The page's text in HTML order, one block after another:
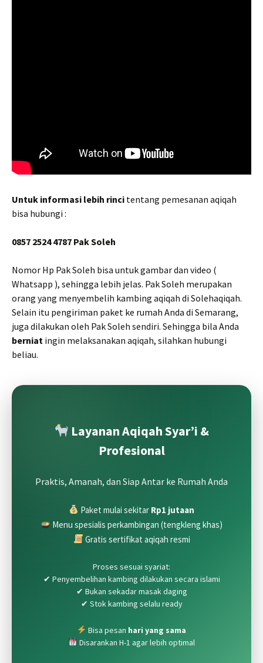
Untuk informasi lebih rinci tentang pemesanan aqiqah
bisa hubungi :
0857 2524 4787 Pak Soleh
Nomor Hp Pak Soleh bisa untuk gambar dan video (
Whatsapp ), sehingga lebih jelas. Pak Soleh merupakan
orang yang menyembelih kambing aqiqah di Solehaqiqah.
Selain itu pengiriman paket ke rumah Anda di Semarang,
juga dilakukan oleh Pak Soleh sendiri. Sehingga bila Anda
berniat ingin melaksanakan aqiqah, silahkan hubungi
beliau.
Layanan Aqiqah Syar’i &
Profesional
Praktis, Amanah, dan Siap Antar ke Rumah Anda
Paket mulai sekitar Rp1 jutaan
Menu spesialis perkambingan (tengkleng khas)
Gratis sertifikat aqiqah resmi
Proses sesuai syariat:
✔ Penyembelihan kambing dilakukan secara islami
✔ Bukan sekadar masak daging
✔ Stok kambing selalu ready
Bisa pesan hari yang sama
Disarankan H-1 agar lebih optimal